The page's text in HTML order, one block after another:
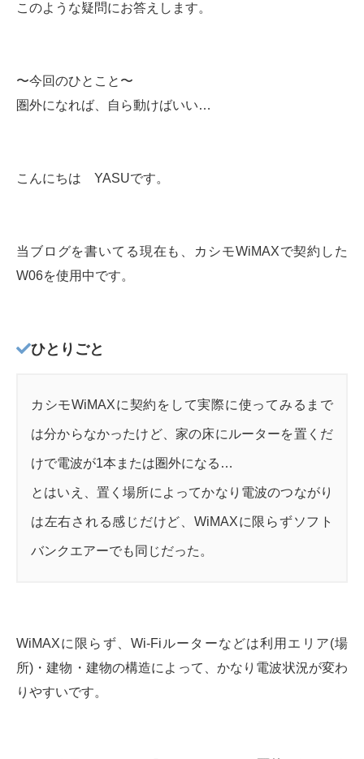
このような疑問にお答えします。
〜今回のひとこと〜
圏外になれば、自ら動けばいい…
こんにちは YASUです。
当ブログを書いてる現在も、カシモWiMAXで契約した
W06を使用中です。
ひとりごと
カシモWiMAXに契約をして実際に使ってみるまで
は分からなかったけど、家の床にルーターを置くだ
けで電波が1本または圏外になる…
とはいえ、置く場所によってかなり電波のつながり
は左右される感じだけど、WiMAXに限らずソフト
バンクエアーでも同じだった。
WiMAXに限らず、Wi-Fiルーターなどは利用エリア(場
所)・建物・建物の構造によって、かなり電波状況が変わ
りやすいです。